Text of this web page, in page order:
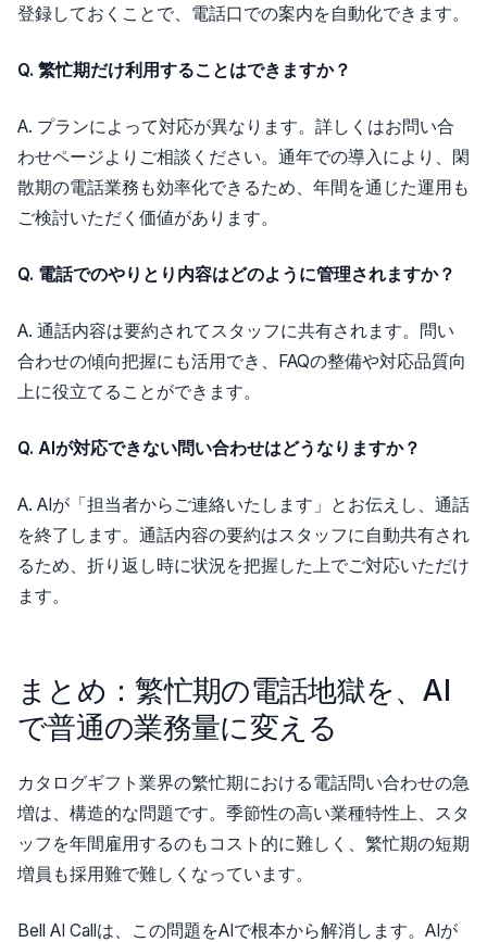
登録しておくことで、電話口での案内を自動化できます。
Q. 繁忙期だけ利用することはできますか？
A. プランによって対応が異なります。詳しくはお問い合
わせページよりご相談ください。通年での導入により、閑
散期の電話業務も効率化できるため、年間を通じた運用も
ご検討いただく価値があります。
Q. 電話でのやりとり内容はどのように管理されますか？
A. 通話内容は要約されてスタッフに共有されます。問い
合わせの傾向把握にも活用でき、FAQの整備や対応品質向
上に役立てることができます。
Q. AIが対応できない問い合わせはどうなりますか？
A. AIが「担当者からご連絡いたします」とお伝えし、通話
を終了します。通話内容の要約はスタッフに自動共有され
るため、折り返し時に状況を把握した上でご対応いただけ
ます。
まとめ：繁忙期の電話地獄を、AI
で普通の業務量に変える
カタログギフト業界の繁忙期における電話問い合わせの急
増は、構造的な問題です。季節性の高い業種特性上、スタ
ッフを年間雇用するのもコスト的に難しく、繁忙期の短期
増員も採用難で難しくなっています。
Bell AI Callは、この問題をAIで根本から解消します。AIが